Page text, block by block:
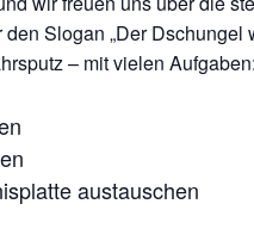
den Slogan „Der
– mit vielen
austauschen